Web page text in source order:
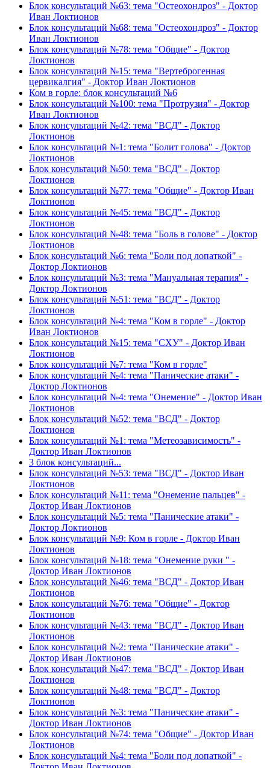
Блок консультаций №63: тема "Остеохондроз" - Доктор
Иван Локтионов
Блок консультаций №68: тема "Остеохондроз" - Доктор
Иван Локтионов
Блок консультаций №78: тема "Общие" - Доктор
Локтионов
Блок консультаций №15: тема "Вертеброгенная
цервикалгия" - Доктор Иван Локтионов
Ком в горле: блок консультаций №6
Блок консультаций №100: тема "Протрузия" - Доктор
Иван Локтионов
Блок консультаций №42: тема "ВСД" - Доктор
Локтионов
Блок консультаций №1: тема "Болит голова" - Доктор
Локтионов
Блок консультаций №50: тема "ВСД" - Доктор
Локтионов
Блок консультаций №77: тема "Общие" - Доктор Иван
Локтионов
Блок консультаций №45: тема "ВСД" - Доктор
Локтионов
Блок консультаций №48: тема "Боль в голове" - Доктор
Локтионов
Блок консультаций №6: тема "Боли под лопаткой" -
Доктор Локтионов
Блок консультаций №3: тема "Мануальная терапия" -
Доктор Локтионов
Блок консультаций №51: тема "ВСД" - Доктор
Локтионов
Блок консультаций №4: тема "Ком в горле" - Доктор
Иван Локтионов
Блок консультаций №15: тема "СХУ" - Доктор Иван
Локтионов
Блок консультаций №7: тема "Ком в горле"
Блок консультаций №4: тема "Панические атаки" -
Доктор Локтионов
Блок консультаций №4: тема "Онемение" - Доктор Иван
Локтионов
Блок консультаций №52: тема "ВСД" - Доктор
Локтионов
Блок консультаций №1: тема "Метеозависимость" -
Доктор Иван Локтионов
3 блок консультаций...
Блок консультаций №53: тема "ВСД" - Доктор Иван
Локтионов
Блок консультаций №11: тема "Онемение пальцев" -
Доктор Иван Локтионов
Блок консультаций №5: тема "Панические атаки" -
Доктор Локтионов
Блок консультаций №9: Ком в горле - Доктор Иван
Локтионов
Блок консультаций №18: тема "Онемение руки " -
Доктор Иван Локтионов
Блок консультаций №46: тема "ВСД" - Доктор Иван
Локтионов
Блок консультаций №76: тема "Общие" - Доктор
Локтионов
Блок консультаций №43: тема "ВСД" - Доктор Иван
Локтионов
Блок консультаций №2: тема "Панические атаки" -
Доктор Иван Локтионов
Блок консультаций №47: тема "ВСД" - Доктор Иван
Локтионов
Блок консультаций №48: тема "ВСД" - Доктор
Локтионов
Блок консультаций №3: тема "Панические атаки" -
Доктор Иван Локтионов
Блок консультаций №74: тема "Общие" - Доктор Иван
Локтионов
Блок консультаций №4: тема "Боли под лопаткой" -